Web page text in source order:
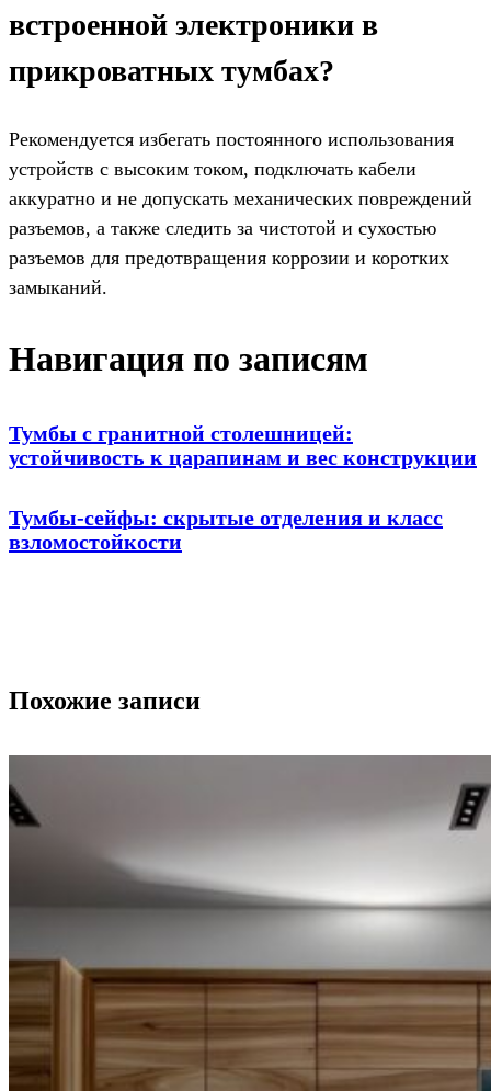
встроенной электроники в
прикроватных тумбах?
Рекомендуется избегать постоянного использования
устройств с высоким током, подключать кабели
аккуратно и не допускать механических повреждений
разъемов, а также следить за чистотой и сухостью
разъемов для предотвращения коррозии и коротких
замыканий.
Навигация по записям
Тумбы с гранитной столешницей:
устойчивость к царапинам и вес конструкции
Тумбы-сейфы: скрытые отделения и класс
взломостойкости
Похожие записи